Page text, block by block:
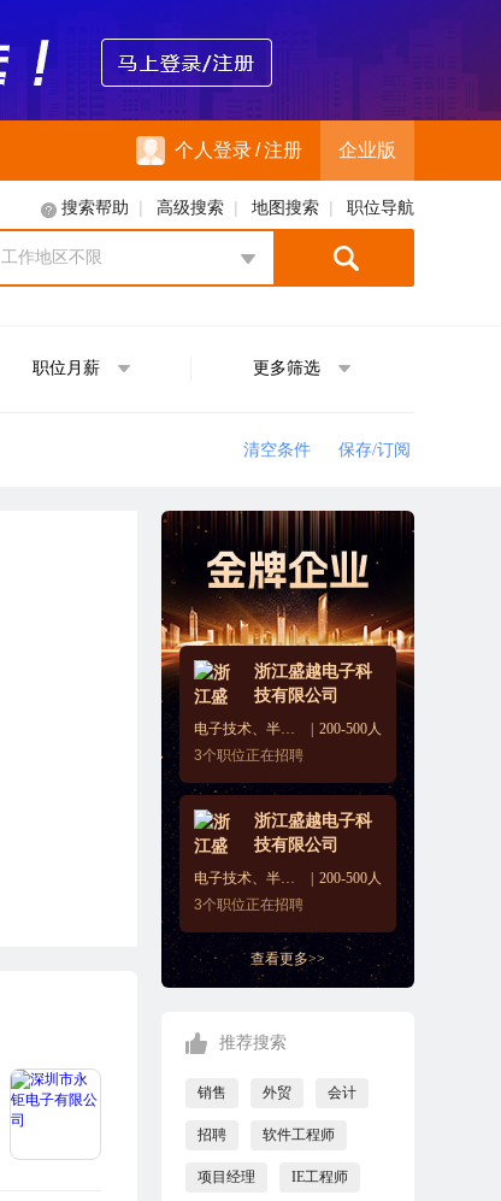
个人登录/注册 企业版
搜索帮助 | 高级搜索 | 地图搜索 | 职位导航
工作地区不限
职位月薪 更多筛选
清空条件 保存/订阅
浙江盛越电子科
技有限公司
电子技术、半导体、集成电路
200-500人
3个职位正在招聘
浙江盛越电子科
技有限公司
电子技术、半导体、集成电路
200-500人
3个职位正在招聘
查看更多>>
推荐搜索
销售 外贸 会计
招聘 软件工程师
项目经理 IE工程师